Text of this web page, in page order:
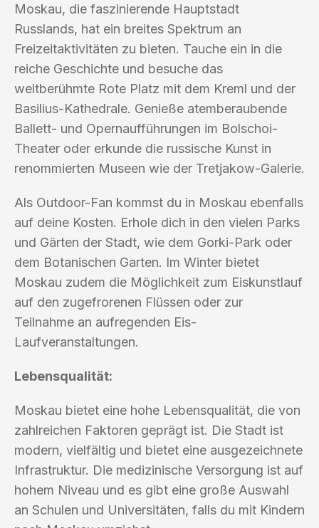
Moskau, die faszinierende Hauptstadt
Russlands, hat ein breites Spektrum an
Freizeitaktivitäten zu bieten. Tauche ein in die
reiche Geschichte und besuche das
weltberühmte Rote Platz mit dem Kreml und der
Basilius-Kathedrale. Genieße atemberaubende
Ballett- und Opernaufführungen im Bolschoi-
Theater oder erkunde die russische Kunst in
renommierten Museen wie der Tretjakow-Galerie.
Als Outdoor-Fan kommst du in Moskau ebenfalls
auf deine Kosten. Erhole dich in den vielen Parks
und Gärten der Stadt, wie dem Gorki-Park oder
dem Botanischen Garten. Im Winter bietet
Moskau zudem die Möglichkeit zum Eiskunstlauf
auf den zugefrorenen Flüssen oder zur
Teilnahme an aufregenden Eis-
Laufveranstaltungen.
Lebensqualität:
Moskau bietet eine hohe Lebensqualität, die von
zahlreichen Faktoren geprägt ist. Die Stadt ist
modern, vielfältig und bietet eine ausgezeichnete
Infrastruktur. Die medizinische Versorgung ist auf
hohem Niveau und es gibt eine große Auswahl
an Schulen und Universitäten, falls du mit Kindern